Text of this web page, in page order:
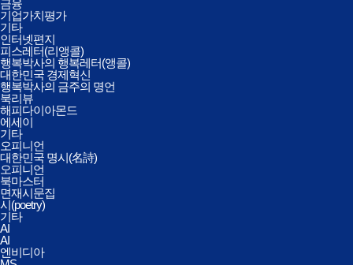
금융
기업가치평가
기타
인터넷편지
피스레터(리앵콜)
행복박사의 행복레터(앵콜)
대한민국 경제혁신
행복박사의 금주의 명언
북리뷰
해피다이아몬드
에세이
기타
오피니언
대한민국 명시(名詩)
오피니언
북마스터
면재시문집
시(poetry)
기타
AI
AI
엔비디아